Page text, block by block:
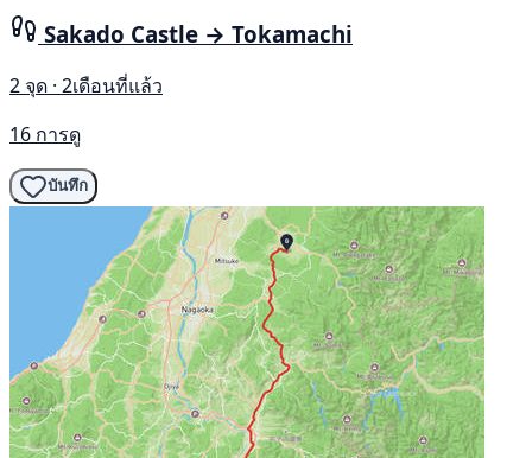
Sakado Castle → Tokamachi
2 จุด · 2เดือนที่แล้ว
16 การดู
บันทึก